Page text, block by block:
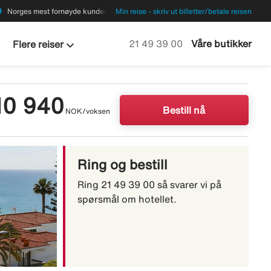
Norges mest fornøyde kunder Min reise - skriv ut billetter/betale reisen
Flere reiserkeyboard_arrow_down Ring oss på
21 49 39 00 Våre butikker
940 NOK/voksen Bestill nå
Ring og bestill
Ring 21 49 39 00 så svarer vi på
spørsmål om hotellet.